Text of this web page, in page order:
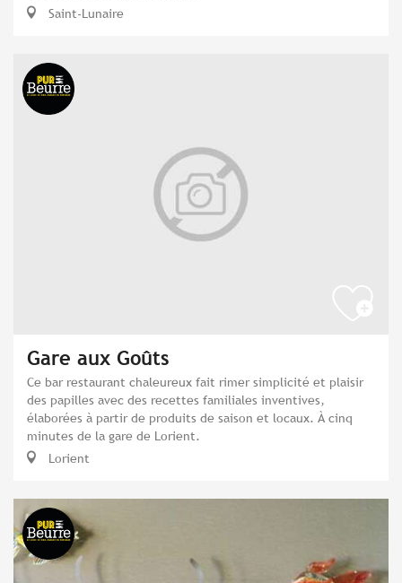
Saint-Lunaire
Gare aux Goûts
Ce bar restaurant chaleureux fait rimer simplicité et plaisir
des papilles avec des recettes familiales inventives,
élaborées à partir de produits de saison et locaux. À cinq
minutes de la gare de Lorient.
Lorient